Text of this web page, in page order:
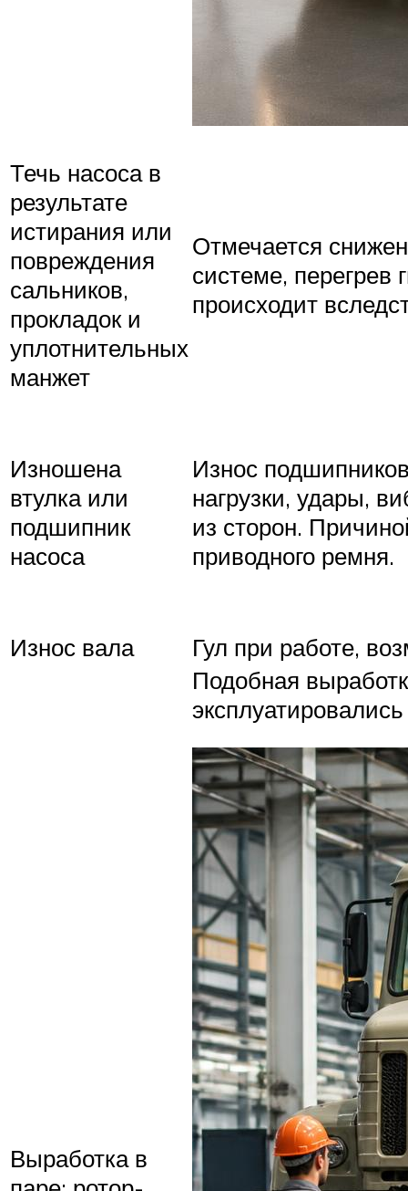
Течь насоса в
результате
истирания или
повреждения
сальников,
прокладок и
уплотнительных
манжет
Отмечается
системе, перегрев
происходит
Изношена
втулка или
подшипник
насоса
Износ
нагрузки, удары,
из сторон.
приводного ремня.
Износ вала Гул при работе,
Выработка в
Подобная